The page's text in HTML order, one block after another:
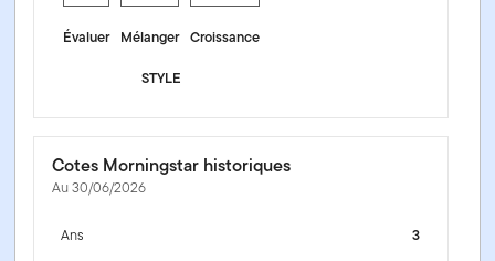
Évaluer Mélanger Croissance
STYLE
Cotes Morningstar historiques
Au 30/06/2026
Ans
3